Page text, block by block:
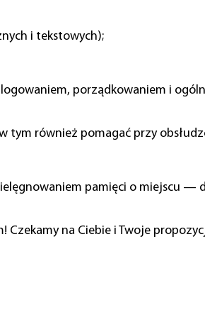
i tekstowych);
porządkowaniem i
również pomagać przy
pamięci o miejscu —
Czekamy na Ciebie i Twoje